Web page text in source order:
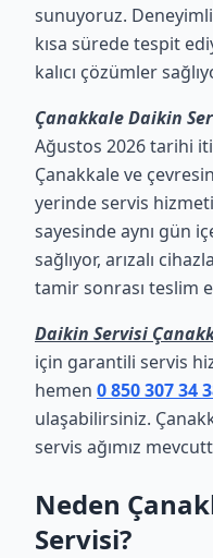
sunuyoruz.
kısa sürede tespit
kalıcı çözümler
Çanakkale Daikin
Ağustos 2026 tarihi
Çanakkale ve
yerinde servis hizmeti
sayesinde aynı gün
sağlıyor, arızalı
tamir sonrası teslim
Daikin Servisi
için garantili servis
hemen 0 850 307 34
ulaşabilirsiniz.
servis ağımız
Neden
Servisi?